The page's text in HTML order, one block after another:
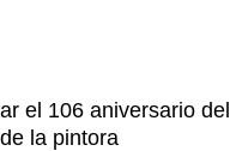
el 106 aniversario del
la pintora